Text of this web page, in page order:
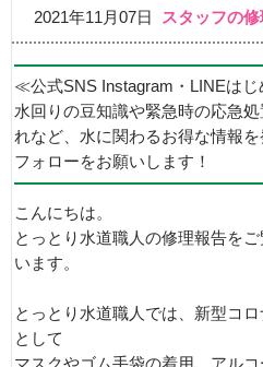
2021年11月07日 スタッフの
≪公式SNS Instagram・LINEは
水回りの豆知識や緊急時の応急
れなど、水に関わるお得な情報
フォローをお願いします！
こんにちは。
とっとり水道職人の修理報告を
います。
とっとり水道職人では、新型コ
として